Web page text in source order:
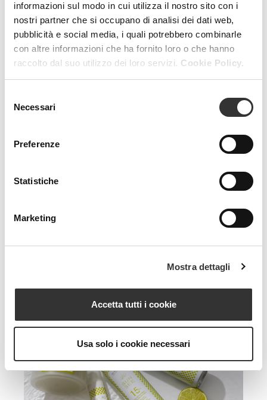
informazioni sul modo in cui utilizza il nostro sito con i
nostri partner che si occupano di analisi dei dati web,
pubblicità e social media, i quali potrebbero combinarle
con altre informazioni che ha fornito loro o che hanno
raccolto dal suo utilizzo dei loro servizi. Cookie Policy.
delNecessari
Preferenze
Statistiche
Marketing
Mostra dettagli
Accetta tutti i cookie
Usa solo i cookie necessari
MAGAZINE